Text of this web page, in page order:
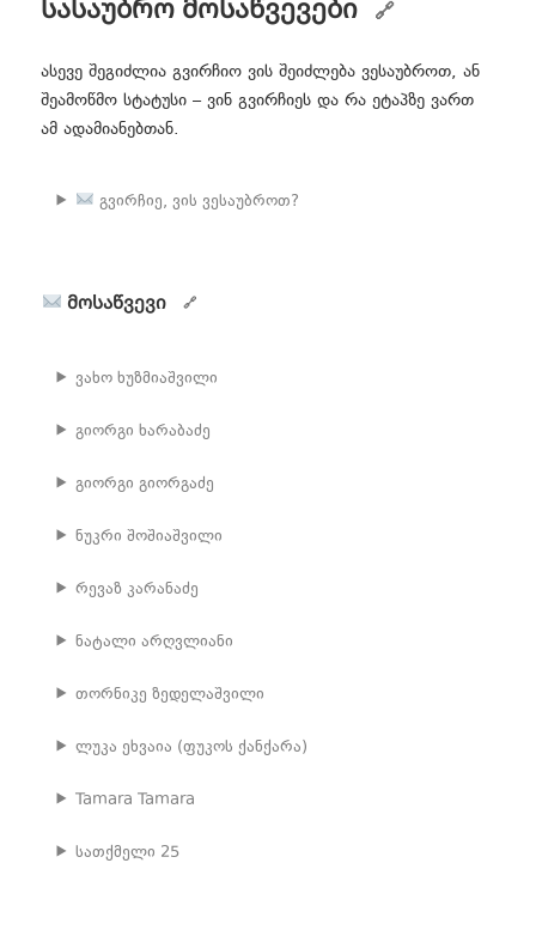
სასაუბრო მოსაწვევები
ასევე შეგიძლია გვირჩიო ვის შეიძლება ვესაუბროთ, ან
შეამოწმო სტატუსი – ვინ გვირჩიეს და რა ეტაპზე ვართ
ამ ადამიანებთან.
გვირჩიე, ვის ვესაუბროთ?
მოსაწვევი
ვახო ხუზმიაშვილი
გიორგი ხარაბაძე
გიორგი გიორგაძე
ნუკრი შოშიაშვილი
რევაზ კარანაძე
ნატალი არღვლიანი
თორნიკე ზედელაშვილი
ლუკა ეხვაია (ფუკოს ქანქარა)
Tamara Tamara
სათქმელი 25